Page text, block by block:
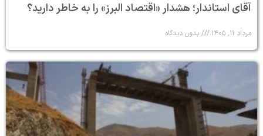
آقای استاندار؛ هشدار «اقتصاد البرز» را به خاطر دارید؟
مرداد ۱۱, ۱۴۰۵ بدون دیدگاه